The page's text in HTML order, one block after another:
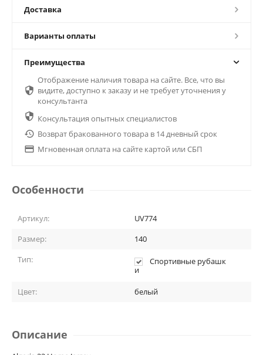
Доставка
Варианты оплаты
Преимущества

Отображение наличия товара на сайте. Все, что вы
видите, доступно к заказу и не требует уточнения у
консультанта
 Консультация опытных специалистов
 Возврат бракованного товара в 14 дневный срок
 Мгновенная оплата на сайте картой или СБП
Особенности
Артикул:
UV774
Размер:
140
Тип:
Спортивные рубашк
и
Цвет: белый
Описание